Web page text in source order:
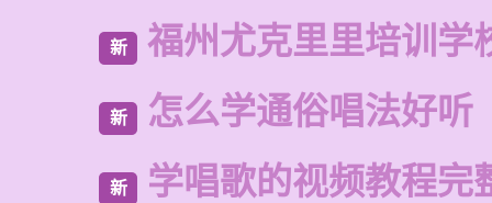
新 福州尤克里里培训学
新 怎么学通俗唱法好听
新 学唱歌的视频教程完